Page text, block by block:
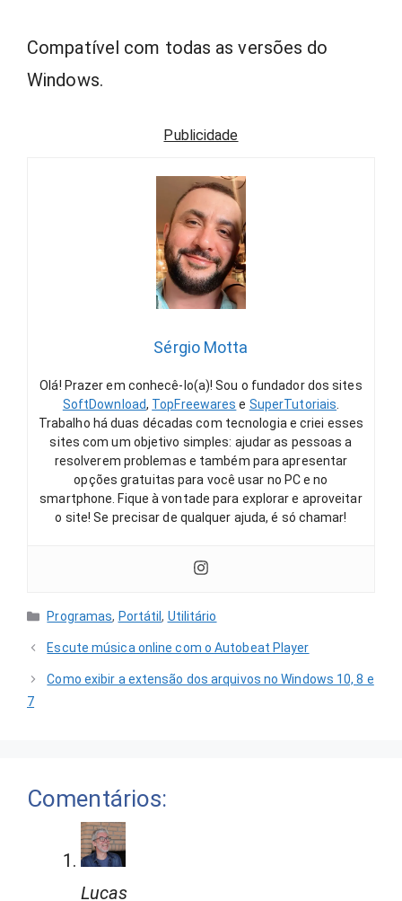
Compatível com todas as versões do
Windows.
Publicidade
Sérgio Motta
Olá! Prazer em conhecê-lo(a)! Sou o fundador dos sites
SoftDownload, TopFreewares e SuperTutoriais.
Trabalho há duas décadas com tecnologia e criei esses
sites com um objetivo simples: ajudar as pessoas a
resolverem problemas e também para apresentar
opções gratuitas para você usar no PC e no
smartphone. Fique à vontade para explorar e aproveitar
o site! Se precisar de qualquer ajuda, é só chamar!
Categorias
Programas, Portátil, Utilitário
Escute música online com o Autobeat Player
Como exibir a extensão dos arquivos no Windows 10, 8 e
7
Comentários:
Lucas